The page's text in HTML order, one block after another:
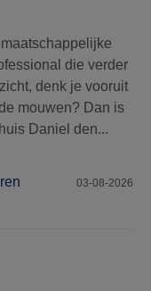
die verder
denk je vooruit
mouwen? Dan is
Daniel den...
03-08-2026